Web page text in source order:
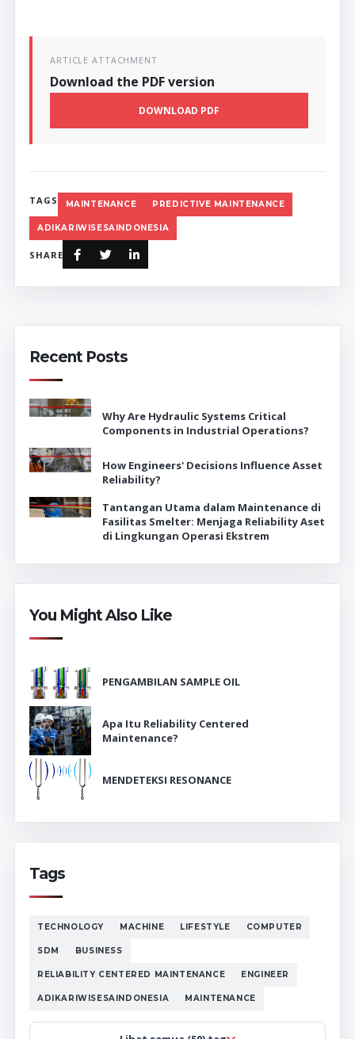
ARTICLE ATTACHMENT
Download the PDF version
DOWNLOAD PDF
TAGS MAINTENANCE PREDICTIVE MAINTENANCE
ADIKARIWISESAINDONESIA
SHARE
Recent Posts
Why Are Hydraulic Systems Critical
Components in Industrial Operations?
How Engineers' Decisions Influence Asset
Reliability?
Tantangan Utama dalam Maintenance di
Fasilitas Smelter: Menjaga Reliability Aset
di Lingkungan Operasi Ekstrem
You Might Also Like
PENGAMBILAN SAMPLE OIL
Apa Itu Reliability Centered
Maintenance?
MENDETEKSI RESONANCE
Tags
TECHNOLOGY MACHINE LIFESTYLE COMPUTER
SDM BUSINESS
RELIABILITY CENTERED MAINTENANCE ENGINEER
ADIKARIWISESAINDONESIA MAINTENANCE